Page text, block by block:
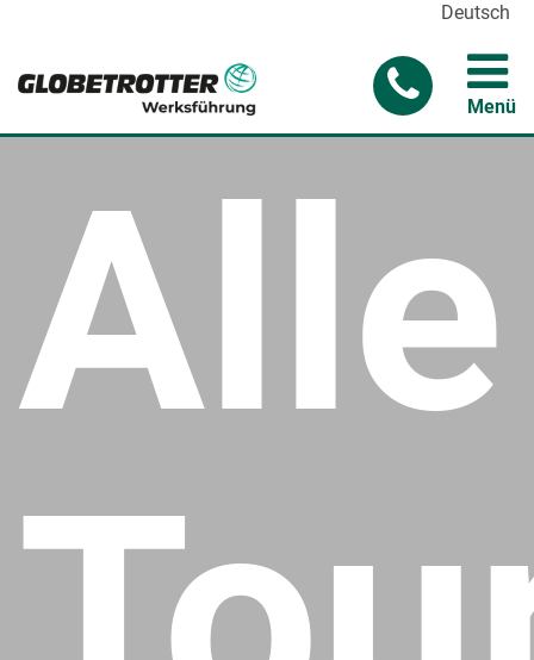
Deutsch
Menü
Alle